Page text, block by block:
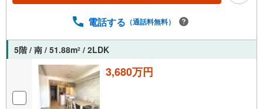
電話する （通話料無料）
5階 / 南 / 51.88m2 / 2LDK
3,680万円